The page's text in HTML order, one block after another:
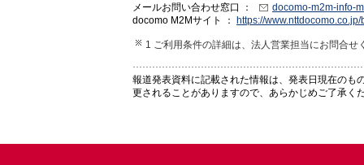
メールお問い合わせ窓口 ：
docomo-m2m-info-
docomo M2Mサイト ： https://
1 ご利用条件の詳細は、法人営業担当にお問合せ
報道発表資料に記載された情報は、発表日現在のも
更されることがありますので、あらかじめご了承く